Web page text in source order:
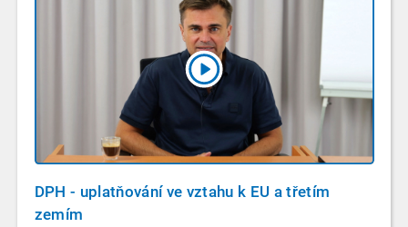
DPH - uplatňování ve vztahu k EU a třetím
zemím